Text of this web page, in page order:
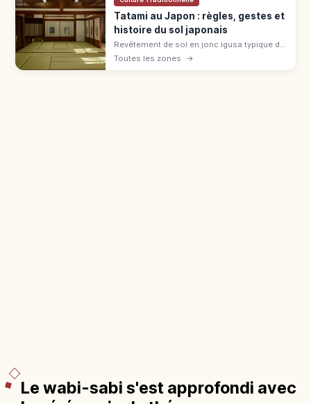
Tatami au Japon : règles, gestes et
histoire du sol japonais
Revêtement de sol en jonc igusa typique du
washitsu, le tatami se généralise à l'époque
Toutes les zones →
Le wabi-sabi s'est approfondi avec